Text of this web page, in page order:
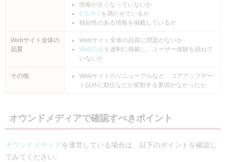
情報が古くなっていないか
E-E-A-Tを満たせているか
独自性のある情報を掲載しているか
Webサイト全体の
品質
Webサイト全体の品質に問題がないか
Web広告を過剰に掲載し、ユーザー体験を損ねて
いないか
その他
Webサイトのリニューアルなど、コアアップデー
ト以外に順位などが変動する要因がなかったか
オウンドメディアで確認すべきポイント
オウンドメディアを運営している場合は、以下のポイントを確認し
てみてください。